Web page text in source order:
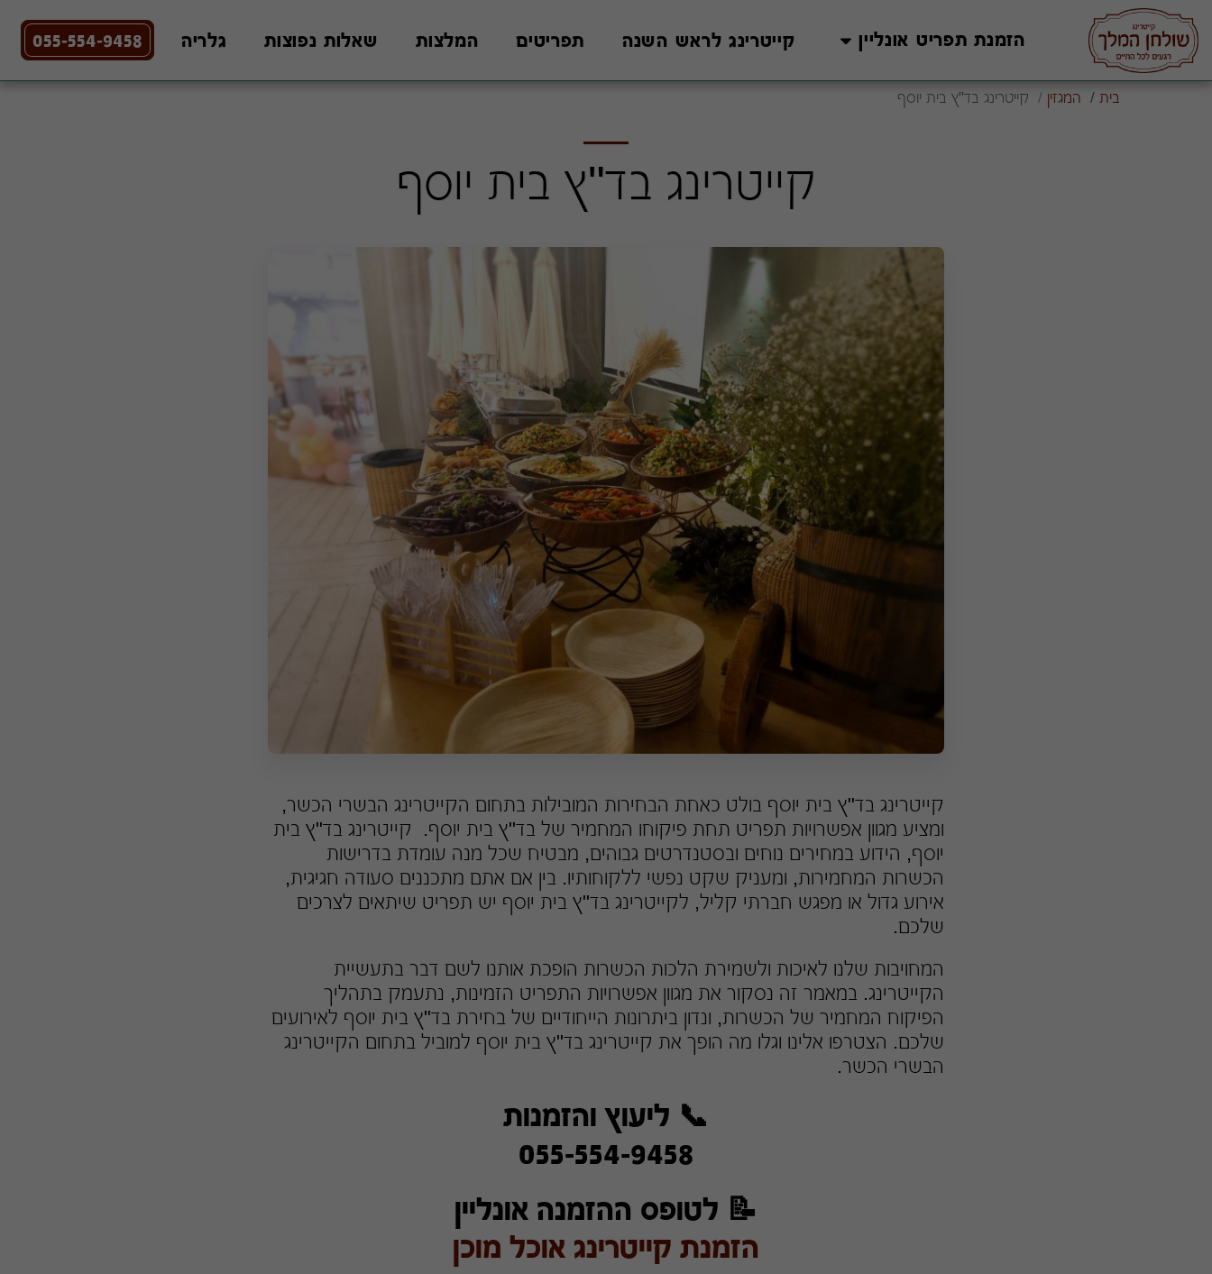
הזמנת תפריט אונליין קייטרינג לראש השנה תפריטים המלצות שאלות נפוצות גלריה 055-554-9458
בית המגזין קייטרינג בד"ץ בית יוסף
קייטרינג בד"ץ בית יוסף
קייטרינג בד"ץ בית יוסף בולט כאחת הבחירות המובילות בתחום הקייטרינג הבשרי הכשר,
ומציע מגוון אפשרויות תפריט תחת פיקוחו המחמיר של בד"ץ בית יוסף. קייטרינג בד"ץ בית
יוסף, הידוע במחירים נוחים ובסטנדרטים גבוהים, מבטיח שכל מנה עומדת בדרישות
הכשרות המחמירות, ומעניק שקט נפשי ללקוחותיו. בין אם אתם מתכננים סעודה חגיגית,
אירוע גדול או מפגש חברתי קליל, לקייטרינג בד"ץ בית יוסף יש תפריט שיתאים לצרכים
שלכם.
המחויבות שלנו לאיכות ולשמירת הלכות הכשרות הופכת אותנו לשם דבר בתעשיית
הקייטרינג. במאמר זה נסקור את מגוון אפשרויות התפריט הזמינות, נתעמק בתהליך
הפיקוח המחמיר של הכשרות, ונדון ביתרונות הייחודיים של בחירת בד"ץ בית יוסף לאירועים
שלכם. הצטרפו אלינו וגלו מה הופך את קייטרינג בד"ץ בית יוסף למוביל בתחום הקייטרינג
הבשרי הכשר.
📞 ליעוץ והזמנות
055-554-9458
📝 לטופס ההזמנה אונליין
הזמנת קייטרינג אוכל מוכן